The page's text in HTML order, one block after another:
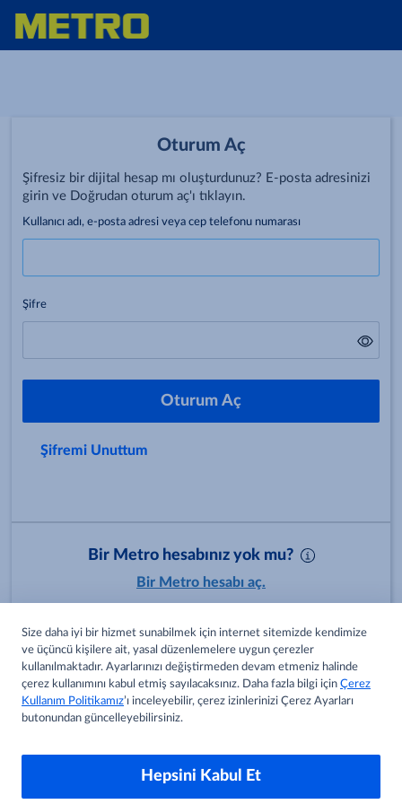
Oturum Aç
Şifresiz bir dijital hesap mı oluşturdunuz? E-posta adresinizi
girin ve Doğrudan oturum aç'ı tıklayın.
Kullanıcı adı, e-posta adresi veya cep telefonu numarası
Şifre
Oturum Aç
Şifremi Unuttum
Bir Metro hesabınız yok mu?
Bir Metro hesabı aç.